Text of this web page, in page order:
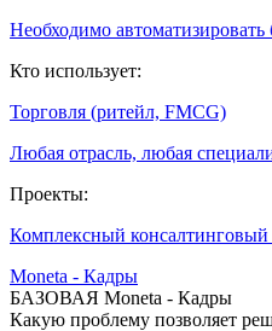
Необходимо автоматизировать
Кто использует:
Торговля (ритейл, FMCG)
Любая отрасль, любая
Проекты:
Комплексный
Moneta - Кадры
БАЗОВАЯ Moneta - Кадры
Какую проблему позволяет